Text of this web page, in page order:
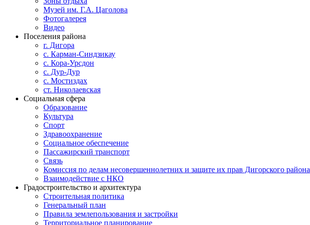
Музей им. Г.А. Цаголова
Фотогалерея
Видео
Поселения района
г. Дигора
с. Карман-Синдзикау
с. Кора-Урсдон
с. Дур-Дур
с. Мостиздах
ст. Николаевская
Социальная сфера
Образование
Культура
Спорт
Здравоохранение
Социальное обеспечение
Пассажирский транспорт
Связь
Комиссия по делам несовершеннолетних и защите их прав Дигорского района
Взаимодействие с НКО
Градостроительство и архитектура
Строительная политика
Генеральный план
Правила землепользования и застройки
Территориальное планирование